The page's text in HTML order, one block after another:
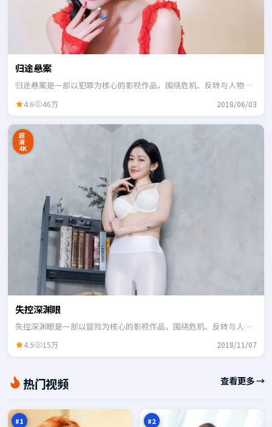
归途悬案
归途悬案是一部以犯罪为核心的影视作品，围绕危机、反转与人物成
4.6 46万 2018/06/03
超
清
4K
失控深渊眼
失控深渊眼是一部以冒险为核心的影视作品，围绕危机、反转与人物
4.5 15万 2018/11/07
热门视频 查看更多 →
#1
色
十
口
98
#2